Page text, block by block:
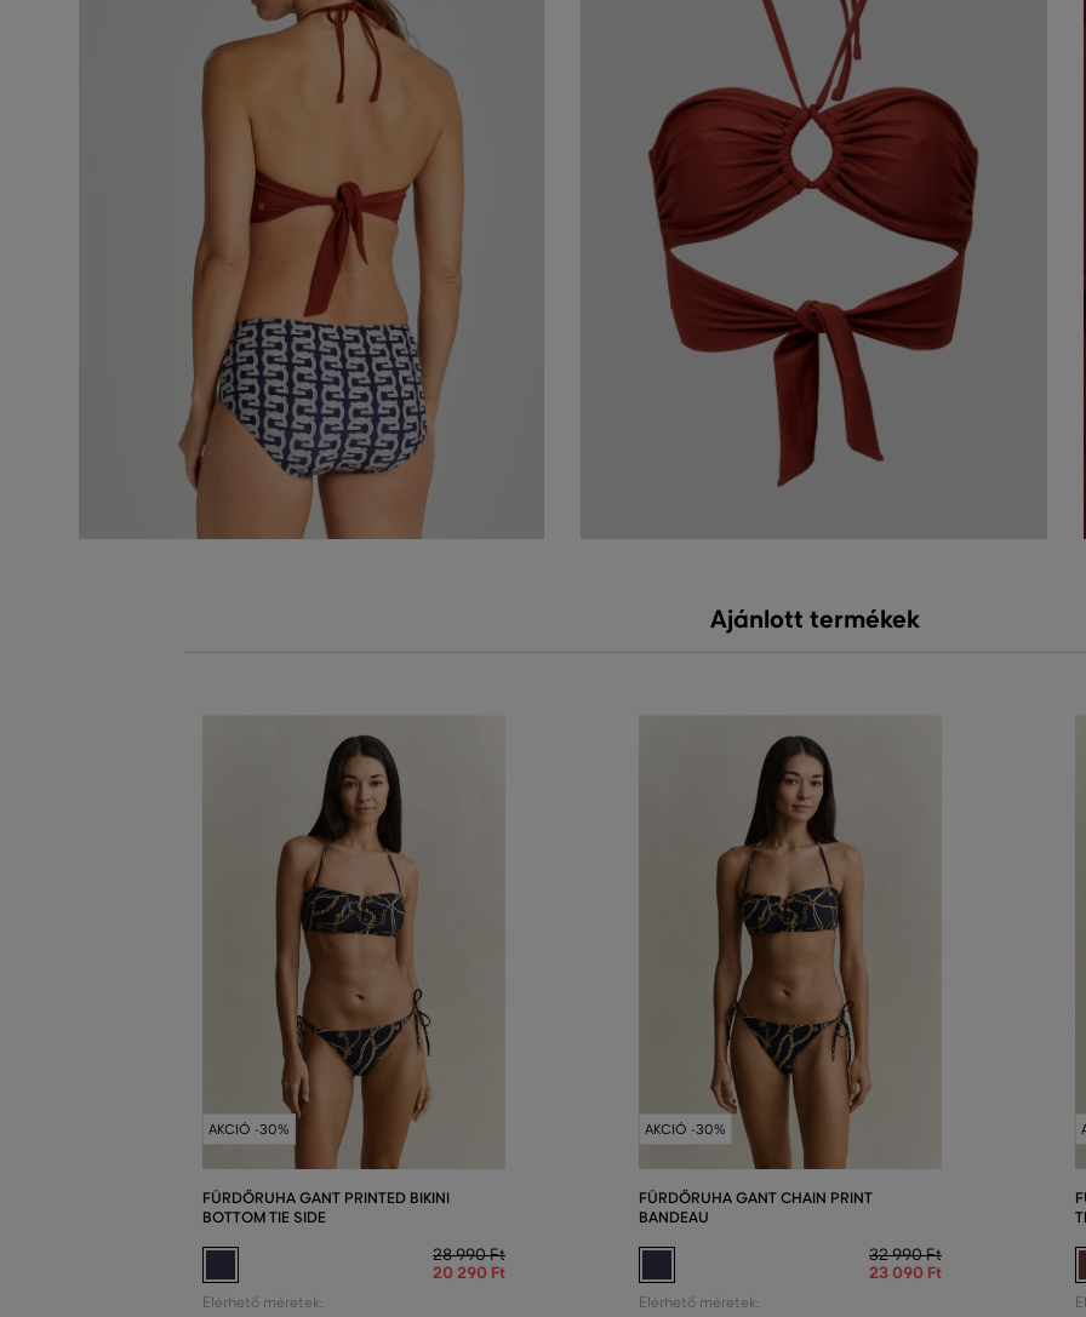
Ajánlott termékek
AKCIÓ -30%
FÜRDŐRUHA GANT PRINTED BIKINI
BOTTOM TIE SIDE
28 990 Ft
20 290 Ft
Elérhető méretek:
AKCIÓ -30%
FÜRDŐRUHA GANT CHAIN PRINT
BANDEAU
32 990 Ft
23 090 Ft
Elérhető méretek: